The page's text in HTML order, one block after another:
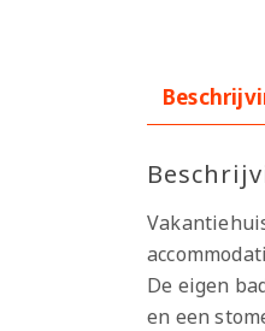
De eigen
en een